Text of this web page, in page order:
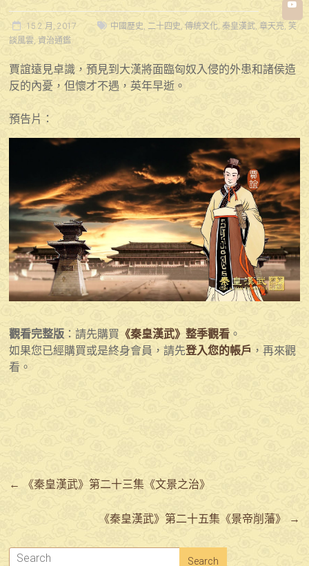
15 2 月, 2017 中國歷史,二十四史,傳統文化,秦皇漢武,章天亮, 笑
談風雲,資治通鑑
賈誼遠見卓識，預見到大漢將面臨匈奴入侵的外患和諸侯造
反的內憂，但懷才不遇，英年早逝。
預告片：
觀看完整版 ：請先購買 《秦皇漢武》整季觀看 。
如果您已經購買或是終身會員，請先登入您的帳戶 ，再來觀
看。
← 《秦皇漢武》第二十三集《文景之治》
《秦皇漢武》第二十五集《景帝削藩》 →